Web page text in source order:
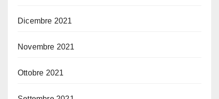
Dicembre 2021
Novembre 2021
Ottobre 2021